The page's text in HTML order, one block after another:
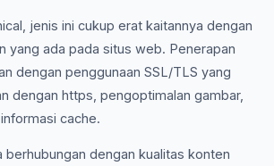
jenis ini cukup erat kaitannya dengan
yang ada pada situs web. Penerapan
dengan penggunaan SSL/TLS yang
dengan https, pengoptimalan gambar,
cache.
berhubungan dengan kualitas konten